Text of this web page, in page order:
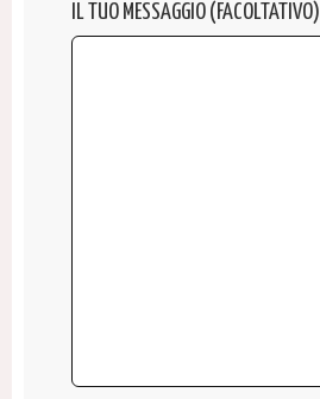
IL TUO MESSAGGIO (FACOLTATIVO)